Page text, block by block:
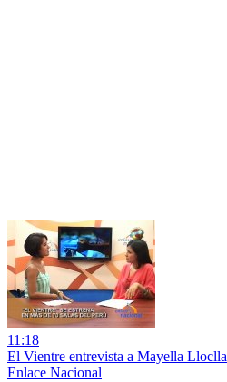
11:18
El Vientre entrevista a Mayella Lloclla
Enlace Nacional